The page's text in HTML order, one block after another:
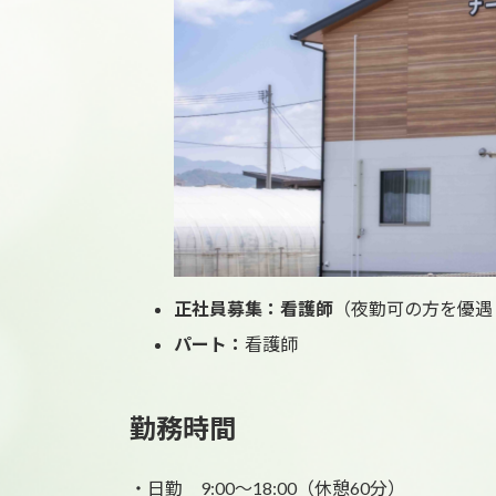
正社員募集：看護師 （夜勤可の方を優
パート： 看護師
勤務時間
・日勤 9:00〜18:00（休憩60分）